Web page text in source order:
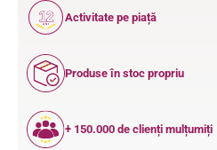
12
ANI
Activitate pe piață
Produse în stoc propriu
+ 150.000 de clienți mulțumiți